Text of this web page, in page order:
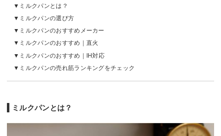
ミルクパンとは？
ミルクパンの選び方
ミルクパンのおすすめメーカー
ミルクパンのおすすめ｜直火
ミルクパンのおすすめ｜IH対応
ミルクパンの売れ筋ランキングをチェック
ミルクパンとは？